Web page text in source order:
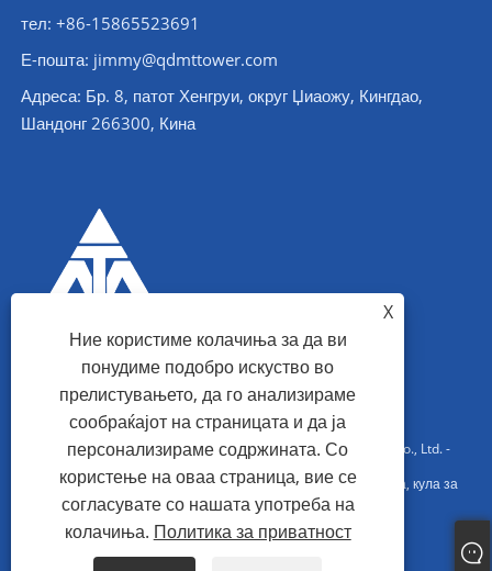
тел: +86-15865523691
Е-пошта: jimmy@qdmttower.com
Адреса: Бр. 8, патот Хенгруи, округ Џиаожу, Кингдао,
Шандонг 266300, Кина
Авторски права © 2022 Qingdao Maotong Power Equipment Co., Ltd. -
Аголна челична кула, челична конструкција на трафостаница, кула за
челични цевки - Сите права се задржани.
X
Ние користиме колачиња за да ви
понудиме подобро искуство во
прелистувањето, да го анализираме
сообраќајот на страницата и да ја
персонализираме содржината. Со
користење на оваа страница, вие се
согласувате со нашата употреба на
колачиња. Политика за приватност